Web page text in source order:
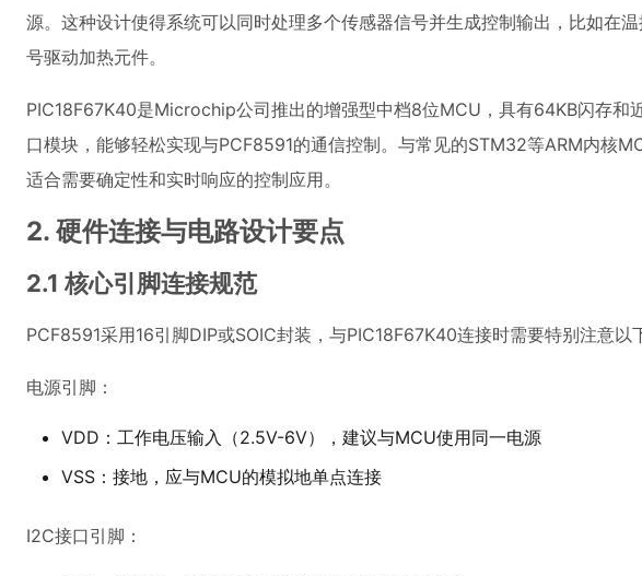
源。这种设计使得系统可以同时处理多个传感器信号并生成控制输出，比如在
号驱动加热元件。
PIC18F67K40是Microchip公司推出的增强型中档8位MCU，具有64KB闪存
口模块，能够轻松实现与PCF8591的通信控制。与常见的STM32等ARM内核
适合需要确定性和实时响应的控制应用。
2. 硬件连接与电路设计要点
2.1 核心引脚连接规范
PCF8591采用16引脚DIP或SOIC封装，与PIC18F67K40连接时需要特别注意以
电源引脚：
VDD：工作电压输入（2.5V-6V），建议与MCU使用同一电源
VSS：接地，应与MCU的模拟地单点连接
I2C接口引脚：